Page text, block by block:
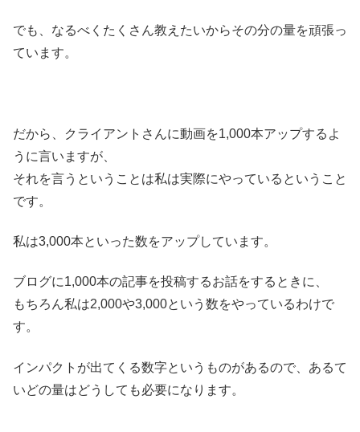
でも、なるべくたくさん教えたいからその分の量を頑張っ
ています。
だから、クライアントさんに動画を1,000本アップするよ
うに言いますが、
それを言うということは私は実際にやっているということ
です。
私は3,000本といった数をアップしています。
ブログに1,000本の記事を投稿するお話をするときに、
もちろん私は2,000や3,000という数をやっているわけで
す。
インパクトが出てくる数字というものがあるので、あるて
いどの量はどうしても必要になります。